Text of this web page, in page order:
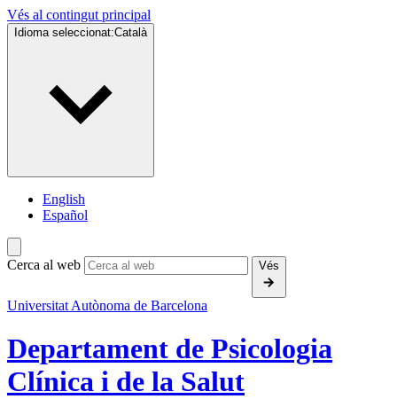
Vés al contingut principal
Idioma seleccionat:Català
English
Español
Cerca al web Vés
Universitat Autònoma de Barcelona
Departament de Psicologia
Clínica i de la Salut